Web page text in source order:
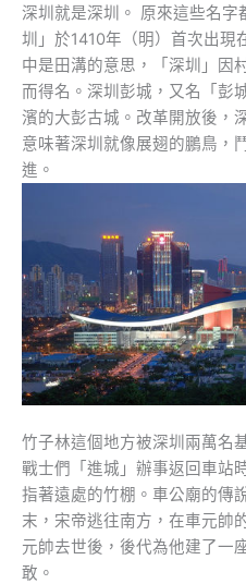
深圳就是深圳。 原來這些名
圳」於1410年（明）首次出現
中是田溝的意思，「深圳」因
而得名。深圳彭城，又名「彭
濱的大彭古城。改革開放後，
意味著深圳就像展翅的鵬鳥，
進。
竹子林這個地方被深圳兩萬名
戰士們「進城」辦事返回車站
指著遠處的竹棚。車公廟的傳
末，宋帝逃往南方，在車元帥
元帥去世後，後代為他建了一
敢。